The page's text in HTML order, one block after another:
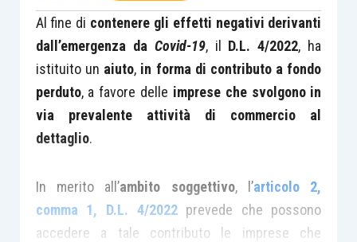
Al fine di contenere gli effetti negativi derivanti
dall’emergenza da Covid-19, il D.L. 4/2022, ha
istituito un aiuto, in forma di contributo a fondo
perduto, a favore delle imprese che svolgono in
via prevalente attività di commercio al
dettaglio.
In merito all’ambito soggettivo, l’articolo 2,
comma 1, D.L. 4/2022 prevede che possono
accedere a tale contributo le imprese che